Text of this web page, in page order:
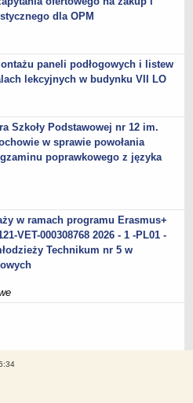
dla OPM
paneli podłogowych i listew
lekcyjnych w budynku VII LO
Szkoły Podstawowej nr 12 im.
w sprawie powołania
poprawkowego z języka
w ramach programu Erasmus+
VET-000308768 2026 - 1 -PL01 -
Technikum nr 5 w